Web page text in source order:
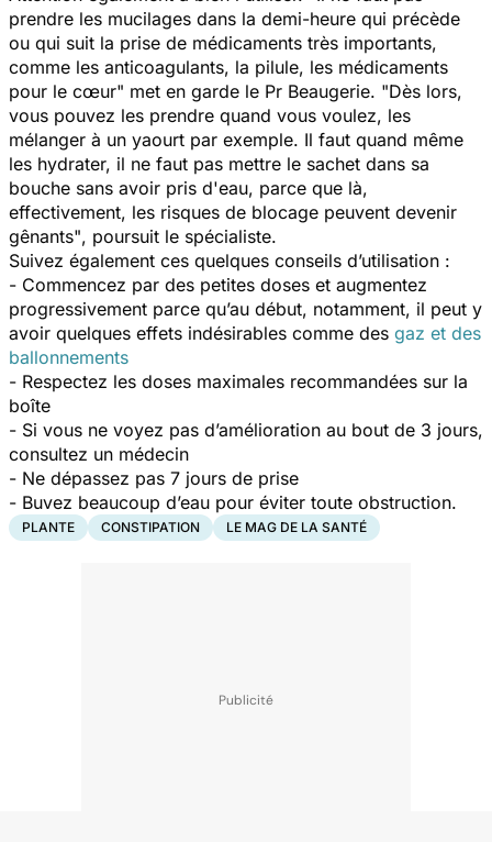
prendre les mucilages dans la demi-heure qui précède
ou qui suit la prise de médicaments très importants,
comme les anticoagulants, la pilule, les médicaments
pour le cœur" met en garde le Pr Beaugerie. "Dès lors,
vous pouvez les prendre quand vous voulez, les
mélanger à un yaourt par exemple. Il faut quand même
les hydrater, il ne faut pas mettre le sachet dans sa
bouche sans avoir pris d'eau, parce que là,
effectivement, les risques de blocage peuvent devenir
gênants", poursuit le spécialiste.
Suivez également ces quelques conseils d’utilisation :
- Commencez par des petites doses et augmentez
progressivement parce qu’au début, notamment, il peut y
avoir quelques effets indésirables comme des gaz et des
ballonnements
- Respectez les doses maximales recommandées sur la
boîte
- Si vous ne voyez pas d’amélioration au bout de 3 jours,
consultez un médecin
- Ne dépassez pas 7 jours de prise
- Buvez beaucoup d’eau pour éviter toute obstruction.
PLANTE CONSTIPATION LE MAG DE LA SANTÉ